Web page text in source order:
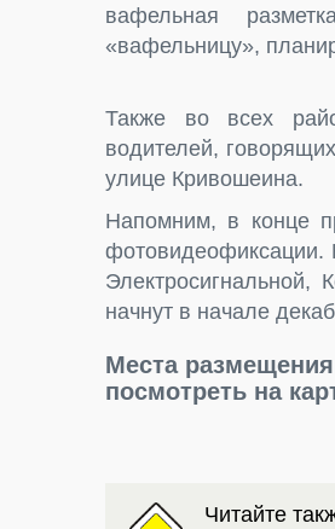
вафельная
«вафельницу»,
Также во всех
водителей,
улице Кривошеина.
Напомним, в конце
фотовидеофиксации.
начнут в начале
Места
посмотреть на
Читайте